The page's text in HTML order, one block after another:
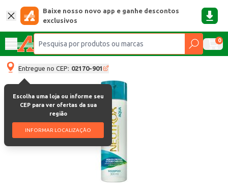
Baixe nosso novo app e ganhe descontos
exclusivos
0
Entregue no CEP: 02170-901
Escolha uma loja ou informe seu
CEP para ver ofertas da sua
região
INFORMAR LOCALIZAÇÃO